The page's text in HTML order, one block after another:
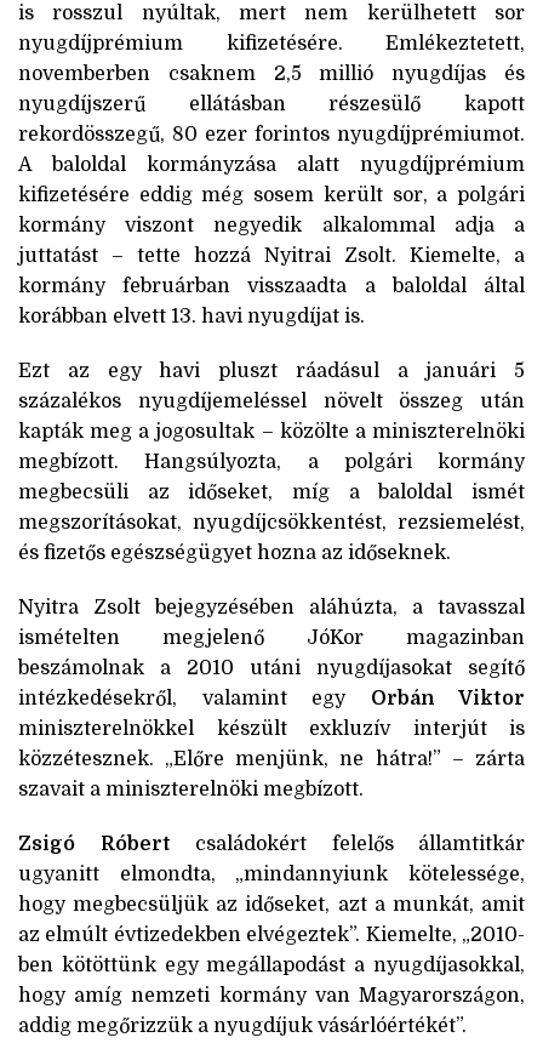
is rosszul nyúltak, mert nem kerülhetett sor
nyugdíjprémium kifizetésére. Emlékeztetett,
novemberben csaknem 2,5 millió nyugdíjas és
nyugdíjszerű ellátásban részesülő kapott
rekordösszegű, 80 ezer forintos nyugdíjprémiumot.
A baloldal kormányzása alatt nyugdíjprémium
kifizetésére eddig még sosem került sor, a polgári
kormány viszont negyedik alkalommal adja a
juttatást – tette hozzá Nyitrai Zsolt. Kiemelte, a
kormány februárban visszaadta a baloldal által
korábban elvett 13. havi nyugdíjat is.
Ezt az egy havi pluszt ráadásul a januári 5
százalékos nyugdíjemeléssel növelt összeg után
kapták meg a jogosultak – közölte a miniszterelnöki
megbízott. Hangsúlyozta, a polgári kormány
megbecsüli az időseket, míg a baloldal ismét
megszorításokat, nyugdíjcsökkentést, rezsiemelést,
és fizetős egészségügyet hozna az időseknek.
Nyitra Zsolt bejegyzésében aláhúzta, a tavasszal
ismételten megjelenő JóKor magazinban
beszámolnak a 2010 utáni nyugdíjasokat segítő
intézkedésekről, valamint egy Orbán Viktor
miniszterelnökkel készült exkluzív interjút is
közzétesznek. „Előre menjünk, ne hátra!” – zárta
szavait a miniszterelnöki megbízott.
Zsigó Róbert családokért felelős államtitkár
ugyanitt elmondta, „mindannyiunk kötelessége,
hogy megbecsüljük az időseket, azt a munkát, amit
az elmúlt évtizedekben elvégeztek”. Kiemelte, „2010-
ben kötöttünk egy megállapodást a nyugdíjasokkal,
hogy amíg nemzeti kormány van Magyarországon,
addig megőrizzük a nyugdíjuk vásárlóértékét”.